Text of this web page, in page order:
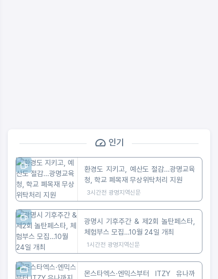
인기
환경도 지키고, 예산도 절감...광명교육
청, 학교 폐목재 무상위탁처리 지원
3시간전 광명지역신문
광명시 기후주간 & 제2회 놀탄페스타,
체험부스 모집…10월 24일 개최
1시간전 광명지역신문
몬스타엑스·엔믹스부터 ITZY 유나까